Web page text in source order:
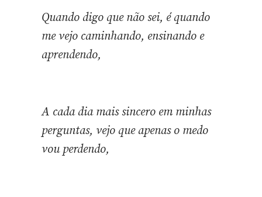
Quando digo que não sei, é quando
me vejo caminhando, ensinando e
aprendendo,
A cada dia mais sincero em minhas
perguntas, vejo que apenas o medo
vou perdendo,